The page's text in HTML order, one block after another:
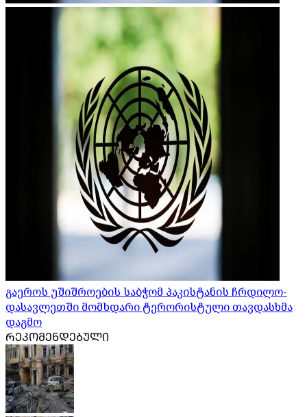
გაეროს უშიშროების საბჭომ პაკისტანის ჩრდილო-
დასავლეთში მომხდარი ტერორისტული თავდასხმა
დაგმო
ᲠᲔᲙᲝᲛᲔᲜᲓᲔᲑᲣᲚᲘ